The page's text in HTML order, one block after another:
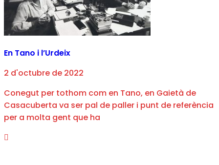
En Tano i l’Urdeix
2 d'octubre de 2022
Conegut per tothom com en Tano, en Gaietà de
Casacuberta va ser pal de paller i punt de referència
per a molta gent que ha